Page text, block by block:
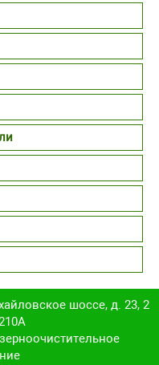
шоссе, д. 23, 2